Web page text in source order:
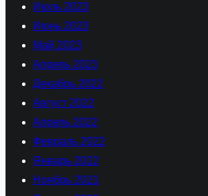
Июль 2023
Июнь 2023
Май 2023
Апрель 2023
Декабрь 2022
Август 2022
Апрель 2022
Февраль 2022
Январь 2022
Ноябрь 2021